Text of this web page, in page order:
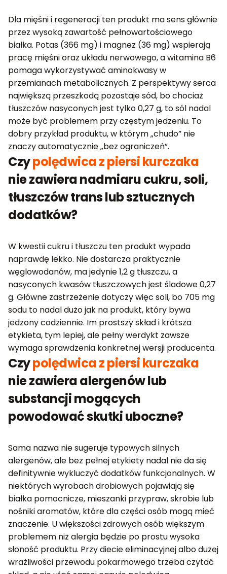
Dla mięśni i regeneracji ten produkt ma sens głównie
przez wysoką zawartość pełnowartościowego
białka. Potas (366 mg) i magnez (36 mg) wspierają
pracę mięśni oraz układu nerwowego, a witamina B6
pomaga wykorzystywać aminokwasy w
przemianach metabolicznych. Z perspektywy serca
największą przeszkodą pozostaje sód, bo chociaż
tłuszczów nasyconych jest tylko 0,27 g, to sól nadal
może być problemem przy częstym jedzeniu. To
dobry przykład produktu, w którym „chudo” nie
znaczy automatycznie „bez ograniczeń”.
Czypolędwica z piersi kurczaka
nie zawiera nadmiaru cukru, soli,
tłuszczów trans lub sztucznych
dodatków?
W kwestii cukru i tłuszczu ten produkt wypada
naprawdę lekko. Nie dostarcza praktycznie
węglowodanów, ma jedynie 1,2 g tłuszczu, a
nasyconych kwasów tłuszczowych jest śladowe 0,27
g. Główne zastrzeżenie dotyczy więc soli, bo 705 mg
sodu to nadal dużo jak na produkt, który bywa
jedzony codziennie. Im prostszy skład i krótsza
etykieta, tym lepiej, ale pełny werdykt zawsze
wymaga sprawdzenia konkretnej wersji producenta.
Czypolędwica z piersi kurczaka
nie zawiera alergenów lub
substancji mogących
powodować skutki uboczne?
Sama nazwa nie sugeruje typowych silnych
alergenów, ale bez pełnej etykiety nadal nie da się
definitywnie wykluczyć dodatków funkcjonalnych. W
niektórych wyrobach drobiowych pojawiają się
białka pomocnicze, mieszanki przypraw, skrobie lub
nośniki aromatów, które dla części osób mogą mieć
znaczenie. U większości zdrowych osób większym
problemem niż alergia będzie po prostu wysoka
słoność produktu. Przy diecie eliminacyjnej albo dużej
wrażliwości przewodu pokarmowego trzeba czytać